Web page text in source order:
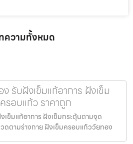
ความทั้งหมด
รับฝังเข็มแก้อาการ ฝังเข็ม
รอบแก้ว ราคาถูก
ข็มแก้อาการ ฝังเข็มกระตุ้นตามจุด
วดตามร่างกาย ฝังเข็มครอบแก้ววัยทอง